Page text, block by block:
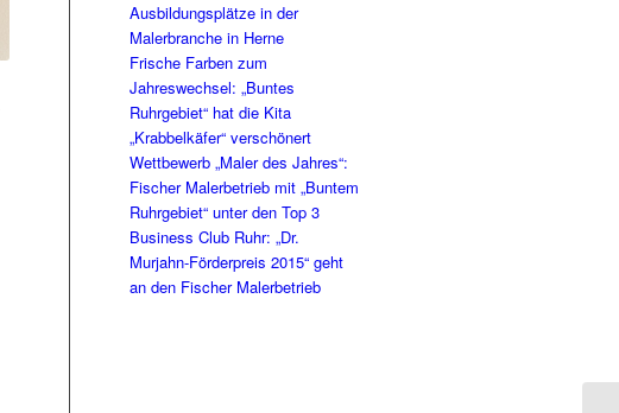
Ausbildungsplätze in der
Malerbranche in Herne
Frische Farben zum
Jahreswechsel: „Buntes
Ruhrgebiet“ hat die Kita
„Krabbelkäfer“ verschönert
Wettbewerb „Maler des Jahres“:
Fischer Malerbetrieb mit „Buntem
Ruhrgebiet“ unter den Top 3
Business Club Ruhr: „Dr.
Murjahn-Förderpreis 2015“ geht
an den Fischer Malerbetrieb